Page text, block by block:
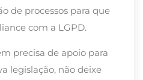
de processos para que
com a LGPD.
precisa de apoio para
legislação, não deixe